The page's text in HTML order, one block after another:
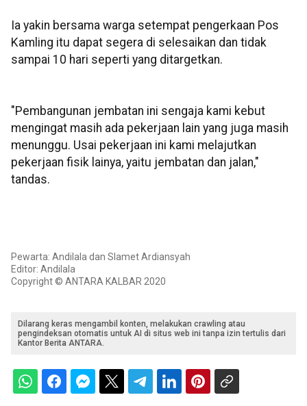
Ia yakin bersama warga setempat pengerkaan Pos
Kamling itu dapat segera di selesaikan dan tidak
sampai 10 hari seperti yang ditargetkan.
"Pembangunan jembatan ini sengaja kami kebut
mengingat masih ada pekerjaan lain yang juga masih
menunggu. Usai pekerjaan ini kami melajutkan
pekerjaan fisik lainya, yaitu jembatan dan jalan,"
tandas.
Pewarta: Andilala dan Slamet Ardiansyah
Editor: Andilala
Copyright © ANTARA KALBAR 2020
Dilarang keras mengambil konten, melakukan crawling atau
pengindeksan otomatis untuk AI di situs web ini tanpa izin tertulis dari
Kantor Berita ANTARA.